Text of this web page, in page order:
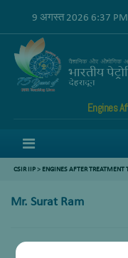
9 अगस्त 2026 6:37 PM
Engines
CSIR IIP> ENGINES AFTER TREATMENT
Mr. Surat Ram